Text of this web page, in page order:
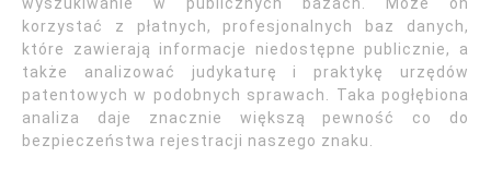
korzystać z płatnych, profesjonalnych baz danych,
które zawierają informacje niedostępne publicznie, a
także analizować judykaturę i praktykę urzędów
patentowych w podobnych sprawach. Taka pogłębiona
analiza daje znacznie większą pewność co do
bezpieczeństwa rejestracji naszego znaku.